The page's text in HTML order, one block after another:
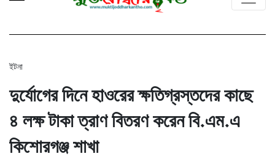
ইটনা
দুর্যোগের দিনে হাওরের ক্ষতিগ্রস্তদের কাছে
৪ লক্ষ টাকা ত্রাণ বিতরণ করেন বি.এম.এ
কিশোরগঞ্জ শাখা